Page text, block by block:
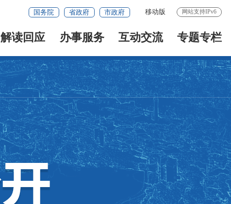
国务院 省政府 市政府 移动版 网站支持IPv6
解读回应 办事服务 互动交流 专题专栏